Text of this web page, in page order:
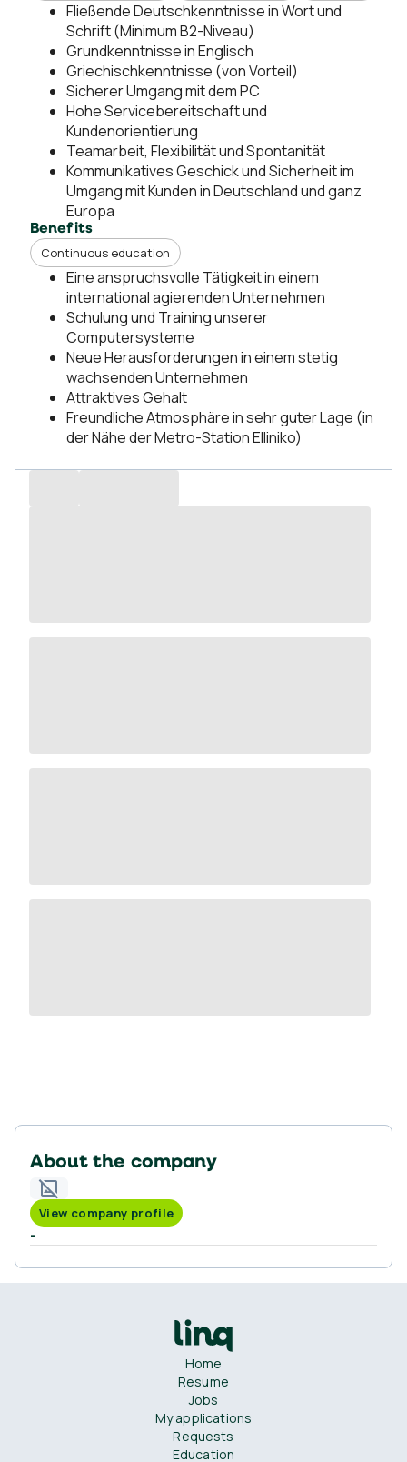
Fließende Deutschkenntnisse in Wort und
Schrift (Minimum B2-Niveau)
Grundkenntnisse in Englisch
Griechischkenntnisse (von Vorteil)
Sicherer Umgang mit dem PC
Hohe Servicebereitschaft und
Kundenorientierung
Teamarbeit, Flexibilität und Spontanität
Kommunikatives Geschick und Sicherheit im
Umgang mit Kunden in Deutschland und ganz
Europa
Benefits
Continuous education
Eine anspruchsvolle Tätigkeit in einem
international agierenden Unternehmen
Schulung und Training unserer
Computersysteme
Neue Herausforderungen in einem stetig
wachsenden Unternehmen
Attraktives Gehalt
Freundliche Atmosphäre in sehr guter Lage (in
der Nähe der Metro-Station Elliniko)
About the company
View company profile
-
Home
Resume
Jobs
My applications
Requests
Education